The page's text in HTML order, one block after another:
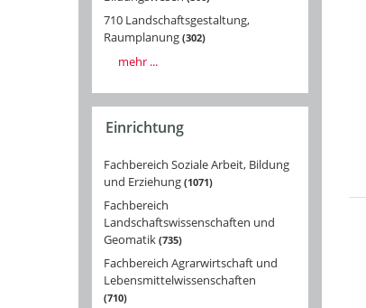
710 Landschaftsgestaltung,
Raumplanung 302
mehr ...
Einrichtung
Fachbereich Soziale Arbeit, Bildung
und Erziehung 1071
Fachbereich
Landschaftswissenschaften und
Geomatik 735
Fachbereich Agrarwirtschaft und
Lebensmittelwissenschaften
710